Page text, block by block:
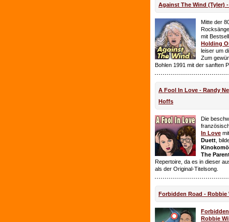
Against The Wind (Tyler)
Mitte der
mit
Holding
leiser um
Zum
Bohlen 1991 mit der sanften
A Fool In Love - Randy
Hoffs
Die
In Love
Duett ,
The
Repertoire, da es in dieser
als der Original-Titelsong.
Forbidden Road - Robbie
Robbie